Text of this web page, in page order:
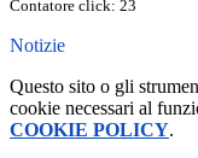
Contatore click: 23
Notizie
Questo sito o gli
cookie necessari al
COOKIE POLICY.